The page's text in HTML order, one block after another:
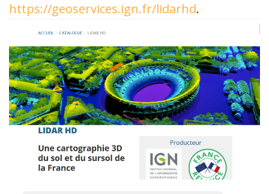
https://geoservices.ign.fr/lidarhd.